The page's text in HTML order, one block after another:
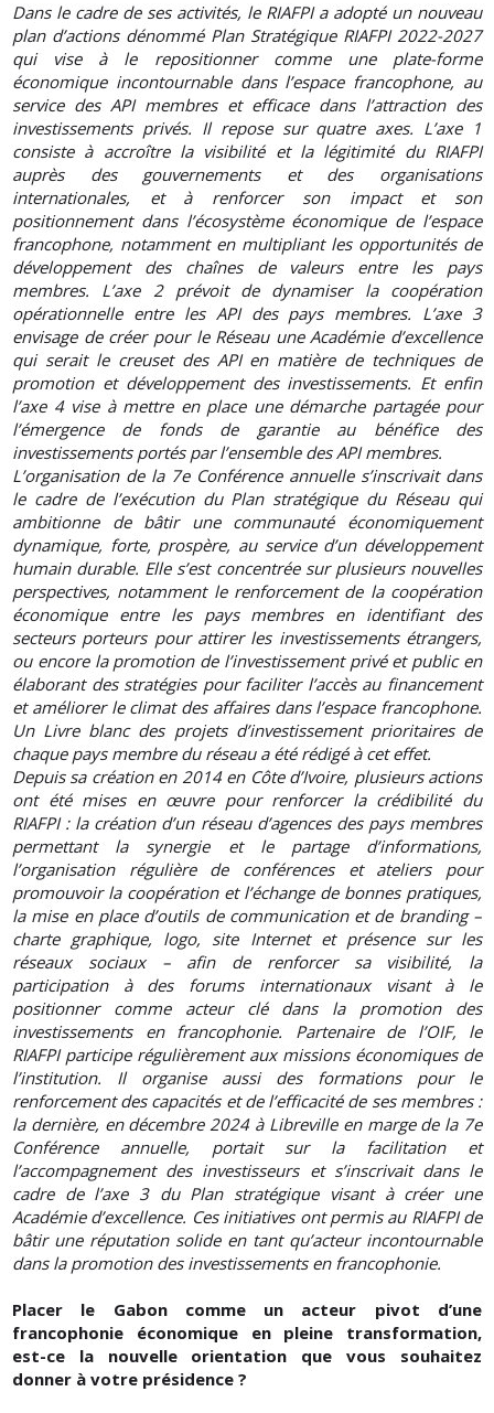
Dans le cadre de ses activités, le RIAFPI a adopté un nouveau
plan d’actions dénommé Plan Stratégique RIAFPI 2022-2027
qui vise à le repositionner comme une plate-forme
économique incontournable dans l’espace francophone, au
service des API membres et efficace dans l’attraction des
investissements privés. Il repose sur quatre axes. L’axe 1
consiste à accroître la visibilité et la légitimité du RIAFPI
auprès des gouvernements et des organisations
internationales, et à renforcer son impact et son
positionnement dans l’écosystème économique de l’espace
francophone, notamment en multipliant les opportunités de
développement des chaînes de valeurs entre les pays
membres. L’axe 2 prévoit de dynamiser la coopération
opérationnelle entre les API des pays membres. L’axe 3
envisage de créer pour le Réseau une Académie d’excellence
qui serait le creuset des API en matière de techniques de
promotion et développement des investissements. Et enfin
l’axe 4 vise à mettre en place une démarche partagée pour
l’émergence de fonds de garantie au bénéfice des
investissements portés par l’ensemble des API membres.
L’organisation de la 7e Conférence annuelle s’inscrivait dans
le cadre de l’exécution du Plan stratégique du Réseau qui
ambitionne de bâtir une communauté économiquement
dynamique, forte, prospère, au service d’un développement
humain durable. Elle s’est concentrée sur plusieurs nouvelles
perspectives, notamment le renforcement de la coopération
économique entre les pays membres en identifiant des
secteurs porteurs pour attirer les investissements étrangers,
ou encore la promotion de l’investissement privé et public en
élaborant des stratégies pour faciliter l’accès au financement
et améliorer le climat des affaires dans l’espace francophone.
Un Livre blanc des projets d’investissement prioritaires de
chaque pays membre du réseau a été rédigé à cet effet.
Depuis sa création en 2014 en Côte d’Ivoire, plusieurs actions
ont été mises en œuvre pour renforcer la crédibilité du
RIAFPI : la création d’un réseau d’agences des pays membres
permettant la synergie et le partage d’informations,
l’organisation régulière de conférences et ateliers pour
promouvoir la coopération et l’échange de bonnes pratiques,
la mise en place d’outils de communication et de branding –
charte graphique, logo, site Internet et présence sur les
réseaux sociaux – afin de renforcer sa visibilité, la
participation à des forums internationaux visant à le
positionner comme acteur clé dans la promotion des
investissements en francophonie. Partenaire de l’OIF, le
RIAFPI participe régulièrement aux missions économiques de
l’institution. Il organise aussi des formations pour le
renforcement des capacités et de l’efficacité de ses membres :
la dernière, en décembre 2024 à Libreville en marge de la 7e
Conférence annuelle, portait sur la facilitation et
l’accompagnement des investisseurs et s’inscrivait dans le
cadre de l’axe 3 du Plan stratégique visant à créer une
Académie d’excellence. Ces initiatives ont permis au RIAFPI de
bâtir une réputation solide en tant qu’acteur incontournable
dans la promotion des investissements en francophonie.
Placer le Gabon comme un acteur pivot d’une
francophonie économique en pleine transformation,
est-ce la nouvelle orientation que vous souhaitez
donner à votre présidence ?